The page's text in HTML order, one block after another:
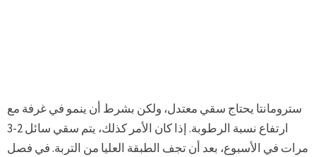
سترومانتا يحتاج سقي معتدل، ولكن بشرط أن ينمو في غرفة مع
ارتفاع نسبة الرطوبة. إذا كان الأمر كذلك، يتم سقي سائل 2-3
مرات في الأسبوع، بعد أن تجف الطبقة العليا من التربة. في فصل